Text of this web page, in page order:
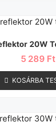
20W
5 289 Ft
KOSÁRBA